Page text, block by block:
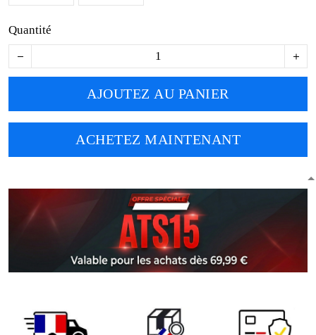
Quantité
AJOUTEZ AU PANIER
ACHETEZ MAINTENANT